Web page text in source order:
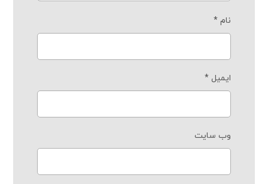
نام*
ایمیل*
وب‌ سایت